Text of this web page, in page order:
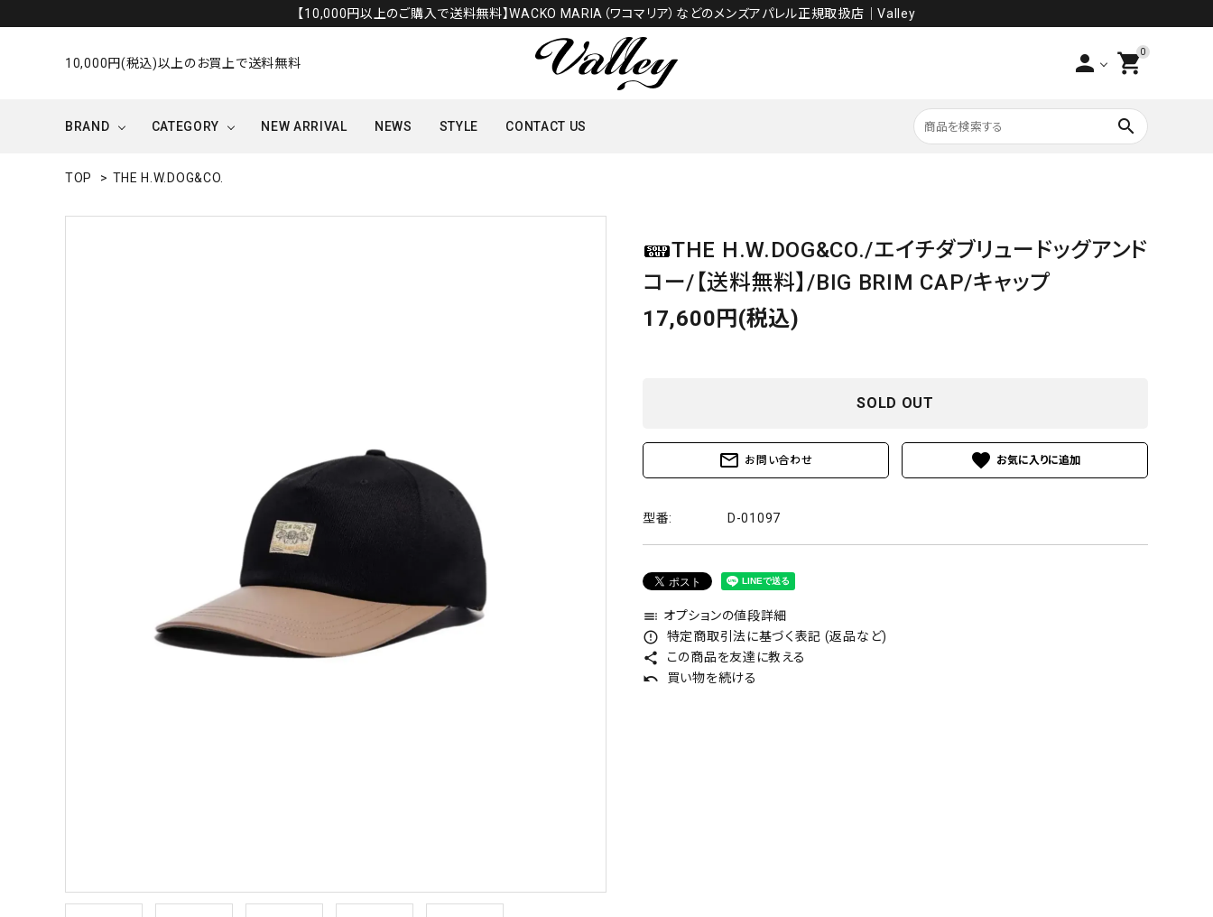
【10,000円以上のご購入で送料無料】WACKO MARIA（ワコマリア）などのメンズアパレル正規取扱店│Valley
10,000円(税込)以上のお買上で送料無料 person 0
shopping_cart
BRAND CATEGORY
SALE
NEW ARRIVAL NEWS STYLE CONTACT US search
TOP > THE H.W.DOG&CO.
THE H.W.DOG&CO./エイチダブリュードッグアンド
コー/【送料無料】/BIG BRIM CAP/キャップ
17,600円(税込)
SOLD OUT
mail_outline お問い合わせ favorite
型番: D-01097
toc オプションの値段詳細
error_outline 特定商取引法に基づく表記 (返品など)
share この商品を友達に教える
undo 買い物を続ける